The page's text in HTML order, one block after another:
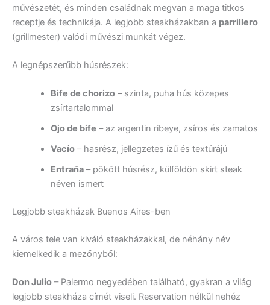
művészetét, és minden családnak megvan a maga titkos
receptje és technikája. A legjobb steakházakban a parrillero
(grillmester) valódi művészi munkát végez.
A legnépszerűbb húsrészek:
Bife de chorizo– szinta, puha hús közepes
zsírtartalommal
Ojo de bife – az argentin ribeye, zsíros és zamatos
Vacío– hasrész, jellegzetes ízű és textúrájú
Entraña– pökött húsrész, külföldön skirt steak
néven ismert
Legjobb steakházak Buenos Aires-ben
A város tele van kiváló steakházakkal, de néhány név
kiemelkedik a mezőnyből:
Don Julio – Palermo negyedében található, gyakran a világ
legjobb steakháza címét viseli. Reservation nélkül nehéz